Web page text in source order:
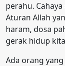
perahu.
Aturan Allah
haram, dosa
gerak hidup
Ada orang